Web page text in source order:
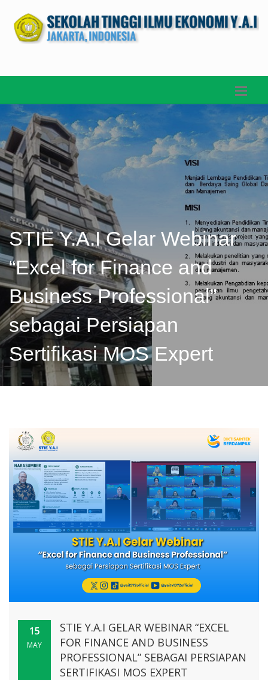
STIE Y.A.I Gelar Webinar
“Excel for Finance and
Business Professional”
sebagai Persiapan
Sertifikasi MOS Expert
15
MAY
STIE Y.A.I GELAR WEBINAR “EXCEL
FOR FINANCE AND BUSINESS
PROFESSIONAL” SEBAGAI PERSIAPAN
SERTIFIKASI MOS EXPERT